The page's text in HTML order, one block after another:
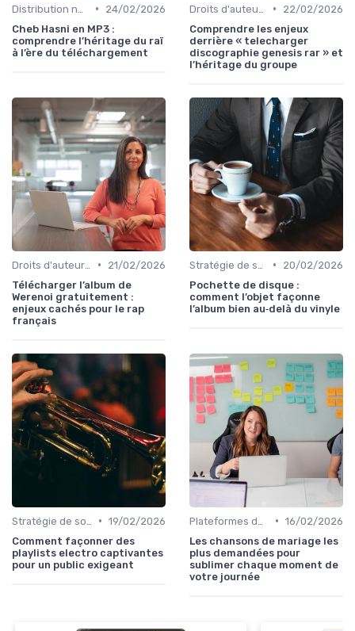
•
24/02/2026
Cheb Hasni en MP3 :
comprendre l’héritage du raï
à l’ère du téléchargement
•
22/02/2026
Comprendre les enjeux
derrière « telecharger
discographie genesis rar » et
l’héritage du groupe
•
21/02/2026
Télécharger l’album de
Werenoi gratuitement :
enjeux cachés pour le rap
français
•
20/02/2026
Pochette de disque :
comment l’objet façonne
l’album bien au‑delà du vinyle
• 19/02/2026
Comment façonner des
playlists electro captivantes
pour un public exigeant
• 16/02/2026
Les chansons de mariage les
plus demandées pour
sublimer chaque moment de
votre journée